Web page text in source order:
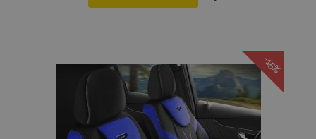
aan
verlanglijst
-15%